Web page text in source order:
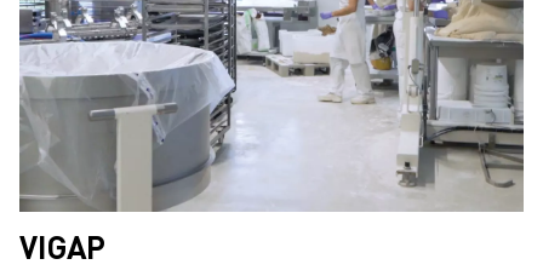
JETZT BEWERBEN » KARRIEREPORTAL
KONTAKT
KONTAKT
STANDORTE
IMPRESSUM
VIGAP